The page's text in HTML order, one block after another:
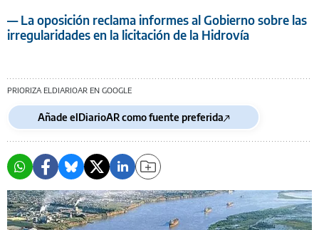
— La oposición reclama informes al Gobierno sobre las
irregularidades en la licitación de la Hidrovía
PRIORIZA ELDIARIOAR EN GOOGLE
Añade elDiarioAR como fuente preferida